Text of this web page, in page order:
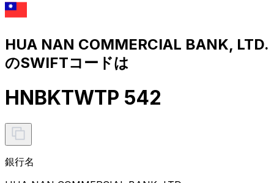
HUA NAN COMMERCIAL BANK, LTD.
のSWIFTコードは
HNBKTWTP 542
銀行名